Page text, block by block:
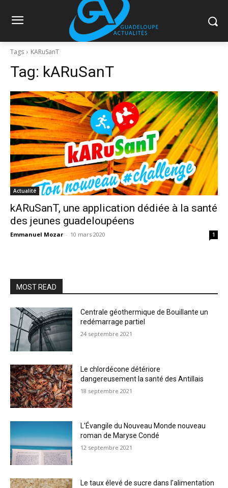
Tags KARuSanT
Tag: kARuSanT
Actualité
kARuSanT, une application dédiée à la santé
des jeunes guadeloupéens
Emmanuel Mozar - 10 mars 2020 1
MOST READ
Centrale géothermique de Bouillante un
redémarrage partiel
24 septembre 2021
Le chlordécone détériore
dangereusement la santé des Antillais
18 septembre 2021
L’Évangile du Nouveau Monde nouveau
roman de Maryse Condé
12 septembre 2021
Le taux élevé de sucre dans l’alimentation